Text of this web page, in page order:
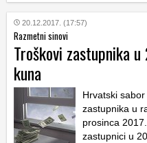
20.12.2017. (17:57)
Razmetni sinovi
Troškovi zastupnika
kuna
Hrvatski
zastupnika u
prosinca
zastupnici u